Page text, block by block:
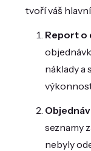
tvoří váš
Report o
náklady a
seznamy
nebyly